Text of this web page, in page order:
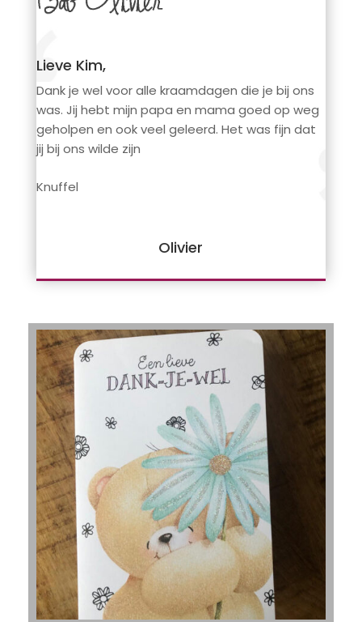
Lieve Kim,
Dank je wel voor alle kraamdagen die je bij ons
was. Jij hebt mijn papa en mama goed op weg
geholpen en ook veel geleerd. Het was fijn dat
jij bij ons wilde zijn
Knuffel
Olivier